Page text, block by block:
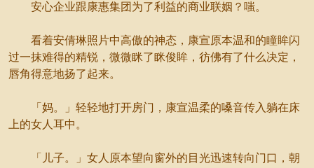
安心企业跟康惠集团为了利益的商业联姻？嗤。
看着安倩琳照片中高傲的神态，康宣原本温和的瞳眸闪
过一抹难得的精锐，微微眯了眯俊眸，彷佛有了什么决定，
唇角得意地扬了起来。
「妈。」轻轻地打开房门，康宣温柔的嗓音传入躺在床
上的女人耳中。
「儿子。」女人原本望向窗外的目光迅速转向门口，朝